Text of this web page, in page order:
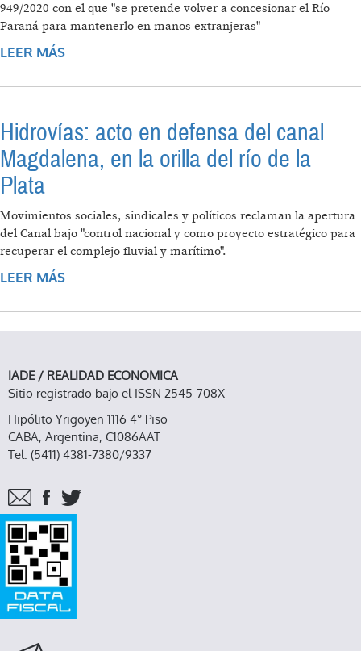
949/2020 con el que "se pretende volver a concesionar el Río
Paraná para mantenerlo en manos extranjeras"
LEER MÁS
MAGDALENA
Hidrovías: acto en defensa del canal
Magdalena, en la orilla del río de la
Plata
Movimientos sociales, sindicales y políticos reclaman la apertura
del Canal bajo "control nacional y como proyecto estratégico para
recuperar el complejo fluvial y marítimo".
LEER MÁS
DE LA PLATA
IADE / REALIDAD ECONOMICA
Sitio registrado bajo el ISSN 2545-708X
Hipólito Yrigoyen 1116 4° Piso
CABA, Argentina, C1086AAT
Tel. (5411) 4381-7380/9337